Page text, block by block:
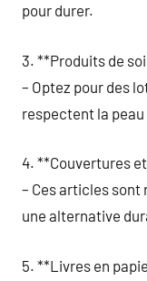
pour durer.
3. **Produits de
– Optez pour des
respectent la
4. **Couvertures
– Ces articles sont
une alternative
5. **Livres en